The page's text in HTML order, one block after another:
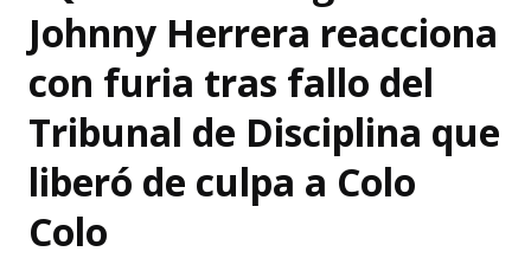
Johnny Herrera reacciona
con furia tras fallo del
Tribunal de Disciplina que
liberó de culpa a Colo
Colo